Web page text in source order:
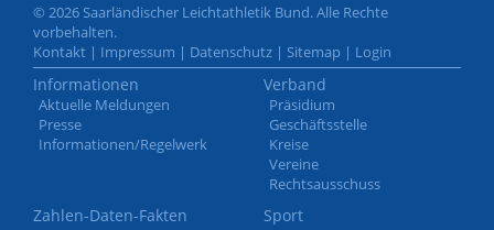
© 2026 Saarländischer Leichtathletik Bund. Alle Rechte
vorbehalten.
Kontakt | Impressum | Datenschutz | Sitemap | Login
Informationen
Aktuelle Meldungen
Presse
Informationen/Regelwerk
Verband
Präsidium
Geschäftsstelle
Kreise
Vereine
Rechtsausschuss
Zahlen-Daten-Fakten Sport